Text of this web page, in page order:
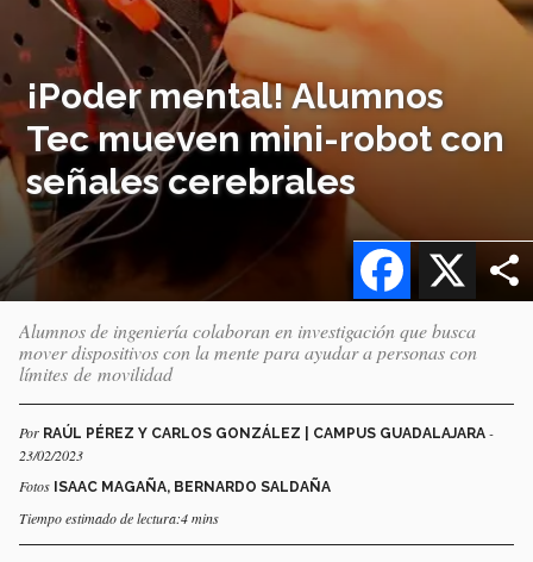
¡Poder mental! Alumnos
Tec mueven mini-robot con
señales cerebrales
X
Facebook
Alumnos de ingeniería colaboran en investigación que busca
mover dispositivos con la mente para ayudar a personas con
límites de movilidad
Por RAÚL PÉREZ Y CARLOS GONZÁLEZ | CAMPUS GUADALAJARA -
23/02/2023
Fotos ISAAC MAGAÑA, BERNARDO SALDAÑA
Tiempo estimado de lectura:4 mins